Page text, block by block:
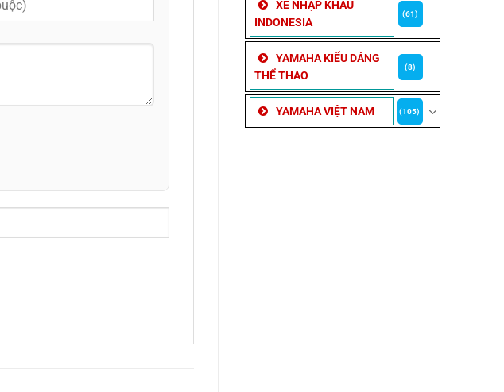
XE NHẬP KHẨU
INDONESIA
(61)
YAMAHA KIỂU DÁNG
THỂ THAO
(8)
YAMAHA VIỆT NAM (105)